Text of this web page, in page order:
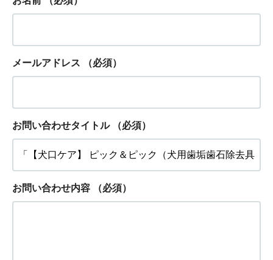
メールアドレス （必須）
お問い合わせタイトル （必須）
お問い合わせ内容 （必須）